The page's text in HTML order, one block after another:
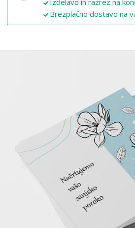
Brezplačno dostavo na